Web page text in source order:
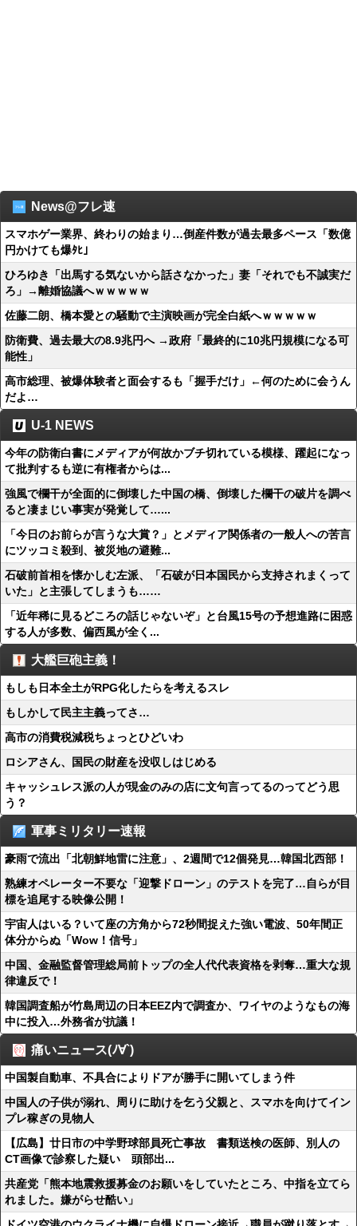
News@フレ速
スマホゲー業界、終わりの始まり…倒産件数が過去最多ペース「数億
円かけても爆ﾀﾋ」
ひろゆき「出馬する気ないから話さなかった」妻「それでも不誠実だ
ろ」→離婚協議へｗｗｗｗｗ
佐藤二朗、橋本愛との騒動で主演映画が完全白紙へｗｗｗｗｗ
防衛費、過去最大の8.9兆円へ →政府「最終的に10兆円規模になる可
能性」
高市総理、被爆体験者と面会するも「握手だけ」←何のために会うん
だよ…
U-1 NEWS
今年の防衛白書にメディアが何故かブチ切れている模様、躍起になっ
て批判するも逆に有権者からは...
強風で欄干が全面的に倒壊した中国の橋、倒壊した欄干の破片を調べ
ると凄まじい事実が発覚して…...
「今日のお前らが言うな大賞？」とメディア関係者の一般人への苦言
にツッコミ殺到、被災地の避難...
石破前首相を懐かしむ左派、「石破が日本国民から支持されまくって
いた」と主張してしまうも……
「近年稀に見るどころの話じゃないぞ」と台風15号の予想進路に困惑
する人が多数、偏西風が全く...
大艦巨砲主義！
もしも日本全土がRPG化したらを考えるスレ
もしかして民主主義ってさ…
高市の消費税減税ちょっとひどいわ
ロシアさん、国民の財産を没収しはじめる
キャッシュレス派の人が現金のみの店に文句言ってるのってどう思
う？
軍事ミリタリー速報
豪雨で流出「北朝鮮地雷に注意」、2週間で12個発見…韓国北西部！
熟練オペレーター不要な「迎撃ドローン」のテストを完了…自らが目
標を追尾する映像公開！
宇宙人はいる？いて座の方角から72秒間捉えた強い電波、50年間正
体分からぬ「Wow！信号」
中国、金融監督管理総局前トップの全人代代表資格を剥奪…重大な規
律違反で！
韓国調査船が竹島周辺の日本EEZ内で調査か、ワイヤのようなもの海
中に投入…外務省が抗議！
痛いニュース(ﾉ∀`)
中国製自動車、不具合によりドアが勝手に開いてしまう件
中国人の子供が溺れ、周りに助けを乞う父親と、スマホを向けてイン
プレ稼ぎの見物人
【広島】廿日市の中学野球部員死亡事故 書類送検の医師、別人の
CT画像で診察した疑い 頭部出...
共産党「熊本地震救援募金のお願いをしていたところ、中指を立てら
れました。嫌がらせ酷い」